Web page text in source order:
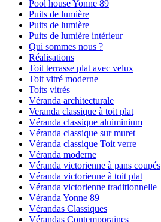
Pool house Yonne 89
Puits de lumière
Puits de lumière
Puits de lumière intérieur
Qui sommes nous ?
Réalisations
Toit terrasse plat avec velux
Toit vitré moderne
Toits vitrés
Véranda architecturale
Veranda classique à toit plat
Véranda classique aluiminium
Véranda classique sur muret
Véranda classique Toit verre
Véranda moderne
Véranda victorienne à pans coupés
Véranda victorienne à toit plat
Véranda victorienne traditionnelle
Véranda Yonne 89
Vérandas Classiques
Vérandas Contemporaines